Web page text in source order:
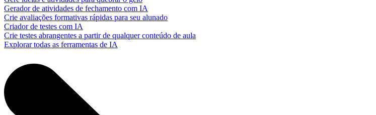
Gerador de atividades de fechamento com IA
Crie avaliações formativas rápidas para seu alunado
Criador de testes com IA
Crie testes abrangentes a partir de qualquer conteúdo de aula
Explorar todas as ferramentas de IA